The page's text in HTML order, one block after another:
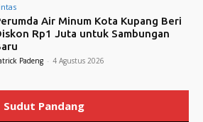
Air Minum Kota Kupang Beri
Rp1 Juta untuk Sambungan
Padeng - 4 Agustus 2026
Sudut Pandang